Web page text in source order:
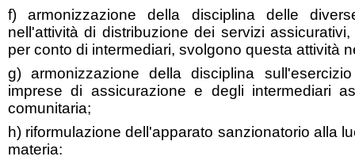
f) armonizzazione della disciplina delle
nell'attività di distribuzione dei servizi
per conto di intermediari, svolgono questa attività
g) armonizzazione della disciplina
imprese di assicurazione e degli intermediari
comunitaria;
h) riformulazione dell'apparato sanzionatorio alla
materia: